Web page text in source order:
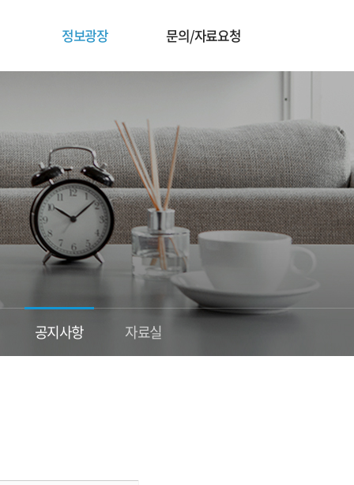
정보광장 문의/자료요청
공지사항 자료실